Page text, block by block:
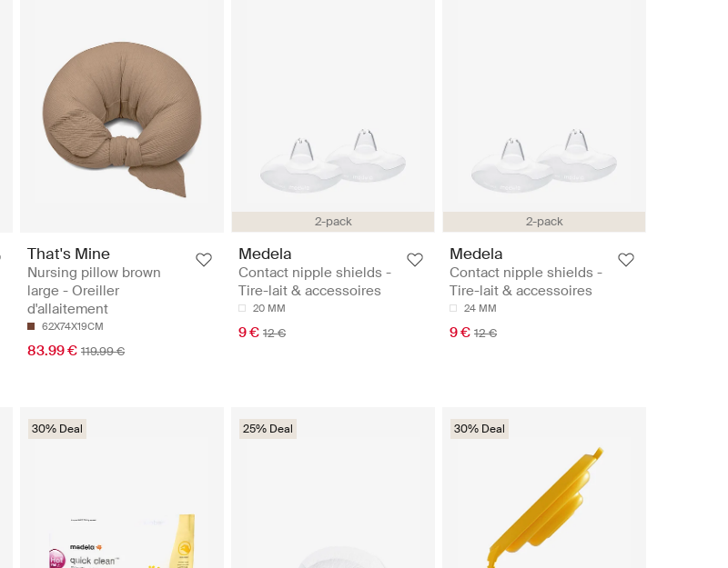
That's Mine
Nursing pillow brown
large - Oreiller
d'allaitement
62X74X19CM
83.99 € 119.99 €
2-pack
Medela
Contact nipple shields -
Tire-lait & accessoires
20 MM
9 € 12 €
2-pack
Medela
Contact nipple shields -
Tire-lait & accessoires
24 MM
9 € 12 €
30% Deal 25% Deal 30% Deal